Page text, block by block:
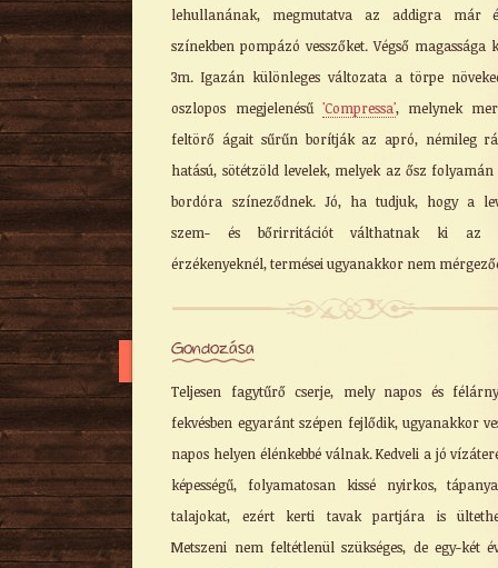
lehullanának, megmutatva az addigra már
színekben pompázó vesszőket. Végső magassága
3m. Igazán különleges változata a törpe
oszlopos megjelenésű 'Compressa', melynek
feltörő ágait sűrűn borítják az apró, némileg
hatású, sötétzöld levelek, melyek az ősz folyamán
bordóra színeződnek. Jó, ha tudjuk, hogy a
szem- és bőrirritációt válthatnak ki az
érzékenyeknél, termései ugyanakkor nem
Gondozása
Teljesen fagytűrő cserje, mely napos és
fekvésben egyaránt szépen fejlődik, ugyanakkor
napos helyen élénkebbé válnak. Kedveli a jó
képességű, folyamatosan kissé nyirkos,
talajokat, ezért kerti tavak partjára is
Metszeni nem feltétlenül szükséges, de egy-két